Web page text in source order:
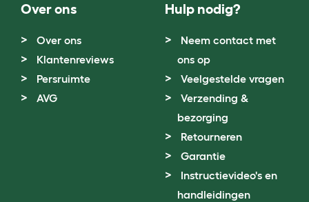
Over ons
Over ons
Klantenreviews
Persruimte
AVG
Hulp nodig?
Neem contact met
ons op
Veelgestelde vragen
Verzending &
bezorging
Retourneren
Garantie
Instructievideo's en
handleidingen